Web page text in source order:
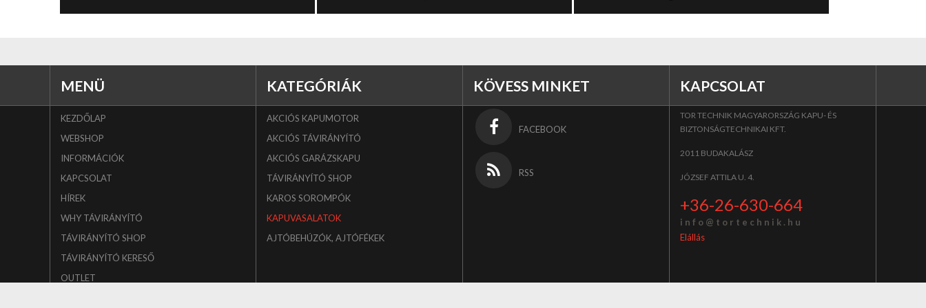
MENÜ
KEZDŐLAP
WEBSHOP
INFORMÁCIÓK
KAPCSOLAT
HÍREK
WHY TÁVIRÁNYÍTÓ
TÁVIRÁNYÍTÓ SHOP
TÁVIRÁNYÍTÓ KERESŐ
OUTLET
KATEGÓRIÁK
AKCIÓS KAPUMOTOR
AKCIÓS TÁVIRÁNYÍTÓ
AKCIÓS GARÁZSKAPU
TÁVIRÁNYÍTÓ SHOP
KAROS SOROMPÓK
KAPUVASALATOK
AJTÓBEHÚZÓK, AJTÓFÉKEK
KÖVESS MINKET
FACEBOOK
RSS
KAPCSOLAT
TOR TECHNIK MAGYARORSZÁG KAPU- ÉS
BIZTONSÁGTECHNIKAI KFT.
2011 BUDAKALÁSZ
JÓZSEF ATTILA U. 4.
+36-26-630-664
i n f o @ t o r t e c h n i k . h u
Elállás